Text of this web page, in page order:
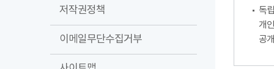
저작권정책
이메일무단수집거부
독
개
공